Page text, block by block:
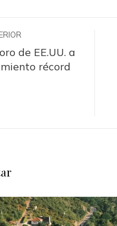
de EE.UU. a
récord